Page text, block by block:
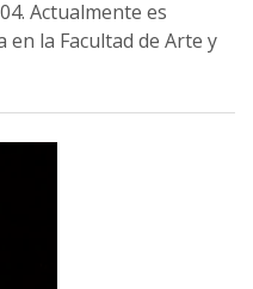
Actualmente es
la Facultad de Arte y